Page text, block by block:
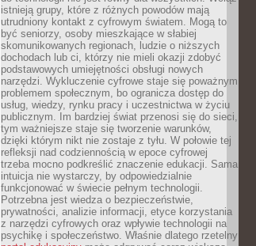
istnieją grupy, które z różnych powodów mają
utrudniony kontakt z cyfrowym światem. Mogą to
być seniorzy, osoby mieszkające w słabiej
skomunikowanych regionach, ludzie o niższych
dochodach lub ci, którzy nie mieli okazji zdobyć
podstawowych umiejętności obsługi nowych
narzędzi. Wykluczenie cyfrowe staje się poważnym
problemem społecznym, bo ogranicza dostęp do
usług, wiedzy, rynku pracy i uczestnictwa w życiu
publicznym. Im bardziej świat przenosi się do sieci,
tym ważniejsze staje się tworzenie warunków,
dzięki którym nikt nie zostaje z tyłu. W połowie tej
refleksji nad codziennością w epoce cyfrowej
trzeba mocno podkreślić znaczenie edukacji. Sama
intuicja nie wystarczy, by odpowiedzialnie
funkcjonować w świecie pełnym technologii.
Potrzebna jest wiedza o bezpieczeństwie,
prywatności, analizie informacji, etyce korzystania
z narzędzi cyfrowych oraz wpływie technologii na
psychikę i społeczeństwo. Właśnie dlatego rzetelny